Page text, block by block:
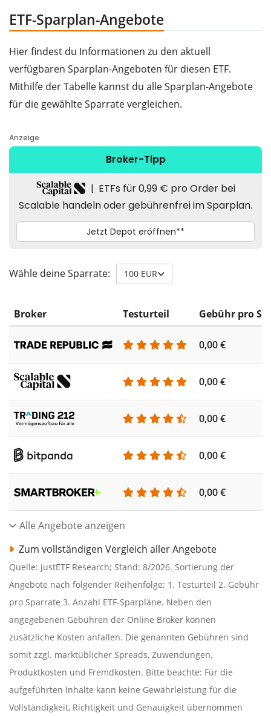
ETF-Sparplan-Angebote
Hier findest du Informationen zu den aktuell
verfügbaren Sparplan-Angeboten für diesen ETF.
Mithilfe der Tabelle kannst du alle Sparplan-Angebote
für die gewählte Sparrate vergleichen.
Wähle deine Sparrate: 100 EUR
Broker Testurteil Gebühr pro
0,00 €
0,00 €
0,00 €
0,00 €
0,00 €
Alle Angebote anzeigen
Zum vollständigen Vergleich aller Angebote
Quelle: justETF Research; Stand: 8/2026. Sortierung der
Angebote nach folgender Reihenfolge: 1. Testurteil 2. Gebühr
pro Sparrate 3. Anzahl ETF-Sparpläne. Neben den
angegebenen Gebühren der Online Broker können
zusätzliche Kosten anfallen. Die genannten Gebühren sind
somit zzgl. marktüblicher Spreads, Zuwendungen,
Produktkosten und Fremdkosten. Bitte beachte: Für die
aufgeführten Inhalte kann keine Gewährleistung für die
Vollständigkeit, Richtigkeit und Genauigkeit übernommen